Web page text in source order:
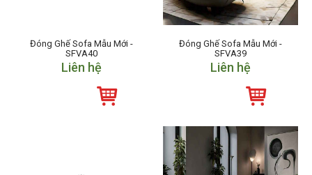
Đóng Ghế Sofa Mẫu Mới -
SFVA40
Liên hệ
Đóng Ghế Sofa Mẫu Mới -
SFVA39
Liên hệ